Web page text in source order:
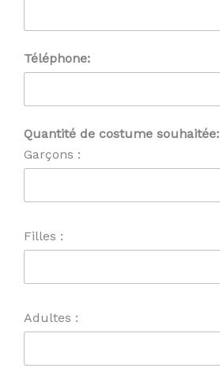
Téléphone:
Quantité de costume souhaitée:
Garçons :
Filles :
Adultes :